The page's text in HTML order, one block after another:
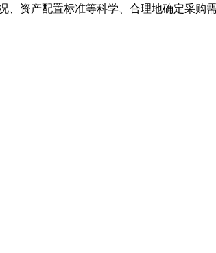
产配置标准等科学、合理地确定采购需